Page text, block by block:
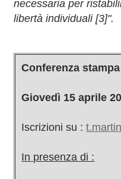
necessaria per
libertà individuali [3]".
Conferenza stampa
Giovedì 15 aprile
Iscrizioni su :
In presenza di :